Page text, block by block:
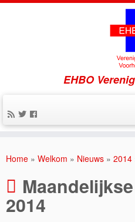
EHBO
Home » Welkom » Nieuws » 2014
2014